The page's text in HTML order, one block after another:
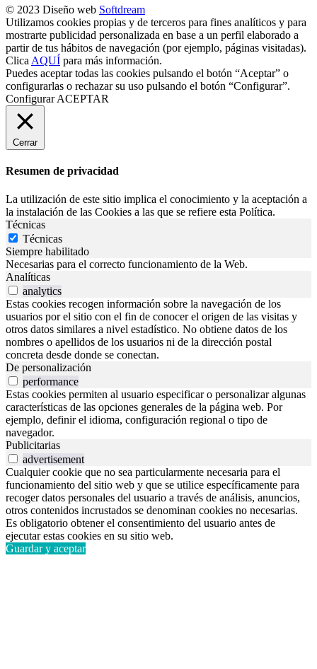
© 2023 Diseño web Softdream
Utilizamos cookies propias y de terceros para fines analíticos y para
mostrarte publicidad personalizada en base a un perfil elaborado a
partir de tus hábitos de navegación (por ejemplo, páginas visitadas).
Clica AQUÍ para más información.
Puedes aceptar todas las cookies pulsando el botón “Aceptar” o
configurarlas o rechazar su uso pulsando el botón “Configurar”.
Configurar ACEPTAR
Cerrar
Resumen de privacidad
La utilización de este sitio implica el conocimiento y la aceptación a
la instalación de las Cookies a las que se refiere esta Política.
Técnicas
Técnicas
Siempre habilitado
Necesarias para el correcto funcionamiento de la Web.
Analíticas
analytics
Estas cookies recogen información sobre la navegación de los
usuarios por el sitio con el fin de conocer el origen de las visitas y
otros datos similares a nivel estadístico. No obtiene datos de los
nombres o apellidos de los usuarios ni de la dirección postal
concreta desde donde se conectan.
De personalización
performance
Estas cookies permiten al usuario especificar o personalizar algunas
características de las opciones generales de la página web. Por
ejemplo, definir el idioma, configuración regional o tipo de
navegador.
Publicitarias
advertisement
Cualquier cookie que no sea particularmente necesaria para el
funcionamiento del sitio web y que se utilice específicamente para
recoger datos personales del usuario a través de análisis, anuncios,
otros contenidos incrustados se denominan cookies no necesarias.
Es obligatorio obtener el consentimiento del usuario antes de
ejecutar estas cookies en su sitio web.
Guardar y aceptar